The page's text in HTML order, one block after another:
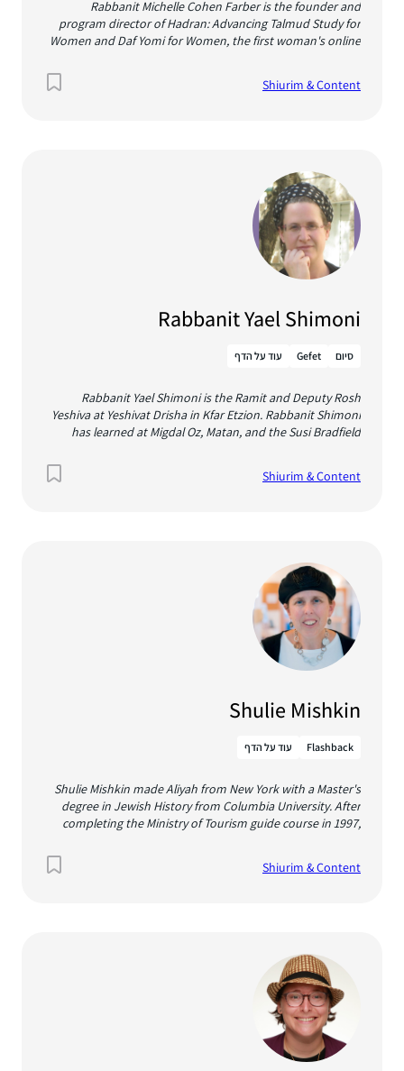
Rabbanit Michelle Cohen Farber is the founder and
program director of Hadran: Advancing Talmud Study for
Women and Daf Yomi for Women, the first woman's online
international Siyum HaShas for Women and has continued
to inspire and empower thousands of women (and men!)
her husband, Seth, founded and lead Kehillat Netivot in
Ra'anana where they live with their five children.
Shiurim & Content
Rabbanit Yael Shimoni
סיום Gefet עוד על הדף
Rabbanit Yael Shimoni is the Ramit and Deputy Rosh
Yeshiva at Yeshivat Drisha in Kfar Etzion. Rabbanit Shimoni
has learned at Migdal Oz, Matan, and the Susi Bradfield
Lindenbaum. She holds a BFA from Bezalel Academy of Arts
and Design and a BEd in Torah Shebe’al Peh and Jewish
Migdal Oz. She directs Meshivat Nefesh, the online responsa
program of the rabbaniyot of Beit Hillel. She is also a plastic
artist and member of “A Studio of Her Own.
Shiurim & Content
Shulie Mishkin
Flashback עוד על הדף
Shulie Mishkin made Aliyah from New York with a Master's
degree in Jewish History from Columbia University. After
completing the Ministry of Tourism guide course in 1997,
guided all ages, from toddlers to retirees. Her tours provide
a complete picture of the land of Israel and Jewish
the Women's Bet Midrash in Efrat and provides tours for
special needs students in the “Darkaynu” program. Shulie
lives in Alon Shvut with her husband Jonathan and their
Check out the options at
https://www.shuliemishkintours.com/virtual-tours
Shiurim & Content